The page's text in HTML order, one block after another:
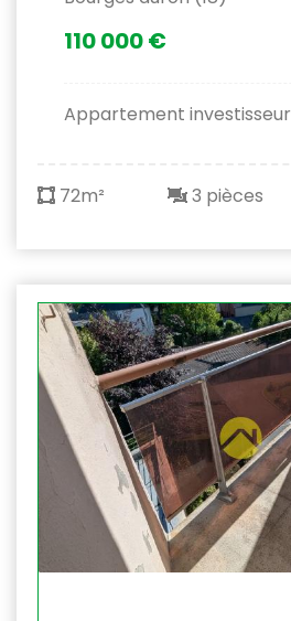
110 000 €
Appartement investisseur
72m² 3 pièces